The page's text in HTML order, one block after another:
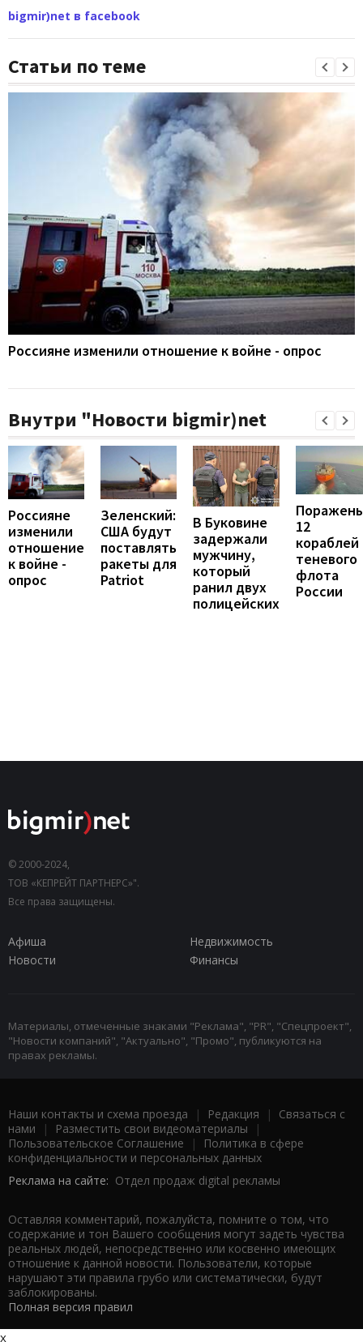
bigmir)net в facebook
Статьи по теме
Россияне изменили отношение к войне - опрос
Внутри "Новости bigmir)net
Россияне
изменили
отношение
к войне -
опрос
Зеленский:
США будут
поставлять
ракеты для
Patriot
В Буковине
задержали
мужчину,
который
ранил двух
полицейских
12
кораблей
теневого
флота
России
© 2000-2024,
ТОВ «КЕПРЕЙТ ПАРТНЕРС»".
Все права защищены.
Афиша
Недвижимость
Новости
Финансы
Материалы, отмеченные знаками "Реклама", "PR", "Спецпроект",
"Новости компаний", "Актуально", "Промо", публикуются на
правах рекламы.
Наши контакты и схема проезда | Редакция | Связаться с
нами | Разместить свои видеоматериалы |
Пользовательское Соглашение |
Политика в сфере
конфиденциальности и персональных данных
Реклама на сайте: Отдел продаж digital рекламы
Оставляя комментарий, пожалуйста, помните о том, что
содержание и тон Вашего сообщения могут задеть чувства
реальных людей, непосредственно или косвенно имеющих
отношение к данной новости. Пользователи, которые
нарушают эти правила грубо или систематически, будут
заблокированы.
Полная версия правил
x